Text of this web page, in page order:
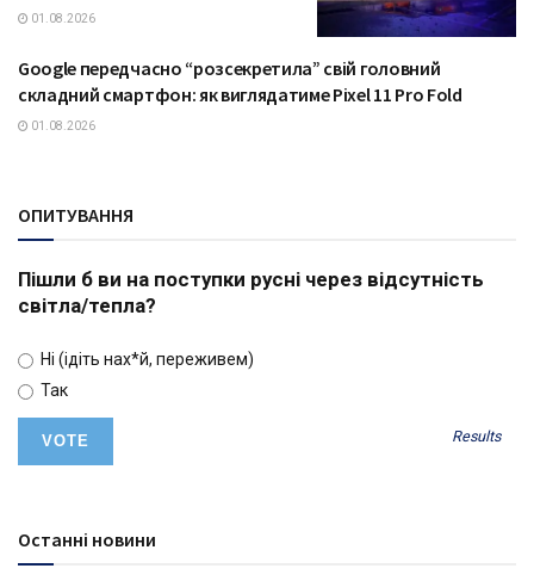
01.08.2026
ТЕХНОЛОГІЇ
Google передчасно “розсекретила” свій головний
складний смартфон: як виглядатиме Pixel 11 Pro Fold
01.08.2026
ОПИТУВАННЯ
Пішли б ви на поступки русні через відсутність
світла/тепла?
Ні (ідіть нах*й, переживем)
Так
Results
Останні новини